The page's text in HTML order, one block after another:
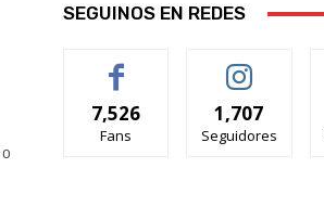
0
SEGUINOS EN REDES
7,526
Fans
1,707
Seguidores